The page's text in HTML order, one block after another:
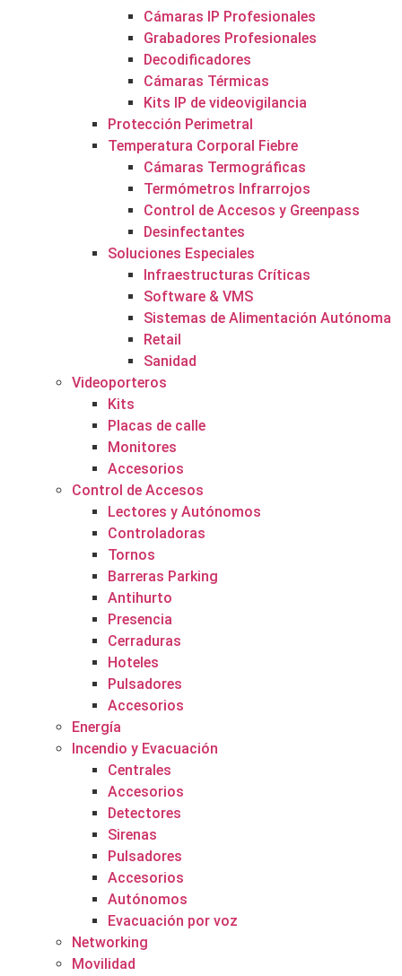
Cámaras IP Profesionales
Grabadores Profesionales
Decodificadores
Cámaras Térmicas
Kits IP de videovigilancia
Protección Perimetral
Temperatura Corporal Fiebre
Cámaras Termográficas
Termómetros Infrarrojos
Control de Accesos y Greenpass
Desinfectantes
Soluciones Especiales
Infraestructuras Críticas
Software & VMS
Sistemas de Alimentación Autónoma
Retail
Sanidad
Videoporteros
Kits
Placas de calle
Monitores
Accesorios
Control de Accesos
Lectores y Autónomos
Controladoras
Tornos
Barreras Parking
Antihurto
Presencia
Cerraduras
Hoteles
Pulsadores
Accesorios
Energía
Incendio y Evacuación
Centrales
Accesorios
Detectores
Sirenas
Pulsadores
Accesorios
Autónomos
Evacuación por voz
Networking
Movilidad